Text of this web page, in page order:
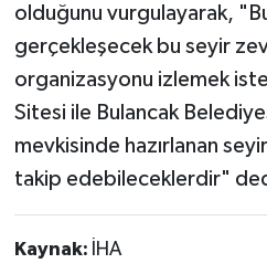
olduğunu vurgulayarak,
gerçekleşecek bu seyir
organizasyonu izlemek
Sitesi ile Bulancak
mevkisinde hazırlanan seyir
takip edebileceklerdir"
Kaynak: İHA